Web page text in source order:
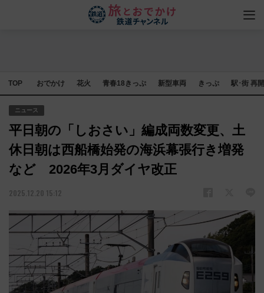
TOP おでかけ 花火 青春18きっぷ 新型車両 きっぷ 駅･街 再
ニュース
平日朝の「しおさい」編成両数変更、土
休日朝は西船橋始発の海浜幕張行き増発
など 2026年3月ダイヤ改正
2025.12.20 15:12